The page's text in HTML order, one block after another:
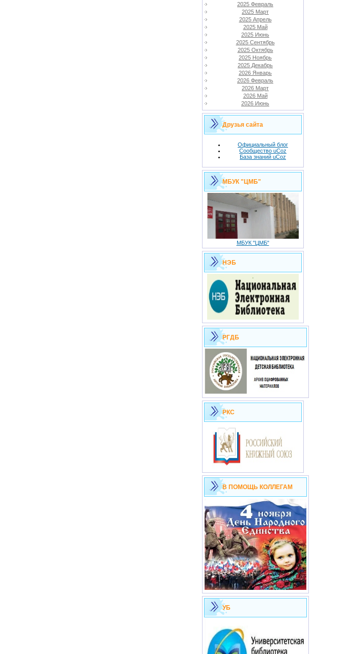
2025 Февраль
2025 Март
2025 Апрель
2025 Май
2025 Июнь
2025 Сентябрь
2025 Октябрь
2025 Ноябрь
2025 Декабрь
2026 Январь
2026 Февраль
2026 Март
2026 Май
2026 Июнь
Друзья сайта
Официальный блог
Сообщество uCoz
База знаний uCoz
МБУК "ЦМБ"
МБУК "ЦМБ"
НЭБ
РГДБ
РКС
В ПОМОЩЬ КОЛЛЕГАМ
УБ